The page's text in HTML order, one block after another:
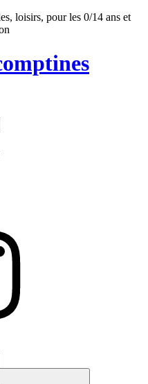
loisirs, pour les 0/14 ans et